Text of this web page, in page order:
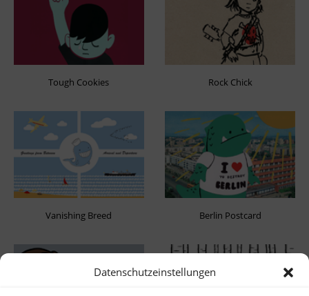
Datenschutzeinstellungen
Tough Cookies Rock Chick
Vanishing Breed Berlin Postcard